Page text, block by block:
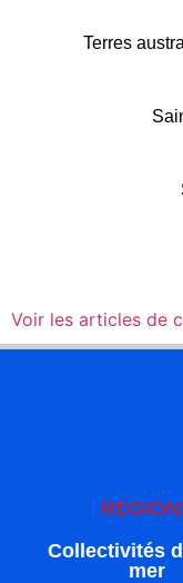
Terres
Voir les articles de
Collectivités
mer